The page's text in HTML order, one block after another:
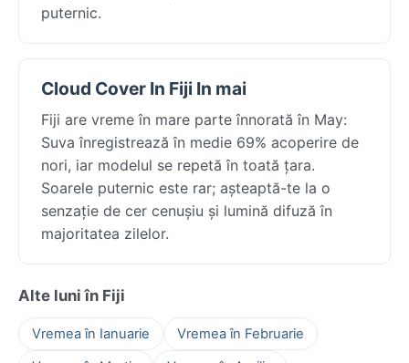
puternic.
Cloud Cover In Fiji In mai
Fiji are vreme în mare parte înnorată în May:
Suva înregistrează în medie 69% acoperire de
nori, iar modelul se repetă în toată țara.
Soarele puternic este rar; așteaptă-te la o
senzație de cer cenușiu și lumină difuză în
majoritatea zilelor.
Alte luni în Fiji
Vremea în Ianuarie
Vremea în Februarie